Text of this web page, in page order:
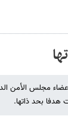
مجلس الأمن
هدفا بحد ذاتها.